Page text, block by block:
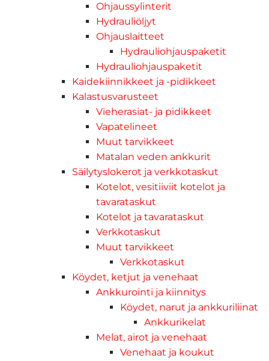
Ohjaussylinterit
Hydrauliöljyt
Ohjauslaitteet
Hydrauliohjauspaketit
Hydrauliohjauspaketit
Kaidekiinnikkeet ja -pidikkeet
Kalastusvarusteet
Vieherasiat- ja pidikkeet
Vapatelineet
Muut tarvikkeet
Matalan veden ankkurit
Säilytyslokerot ja verkkotaskut
Kotelot, vesitiiviit kotelot ja
tavarataskut
Kotelot ja tavarataskut
Verkkotaskut
Muut tarvikkeet
Verkkotaskut
Köydet, ketjut ja venehaat
Ankkurointi ja kiinnitys
Köydet, narut ja ankkuriliinat
Ankkurikelat
Melat, airot ja venehaat
Venehaat ja koukut